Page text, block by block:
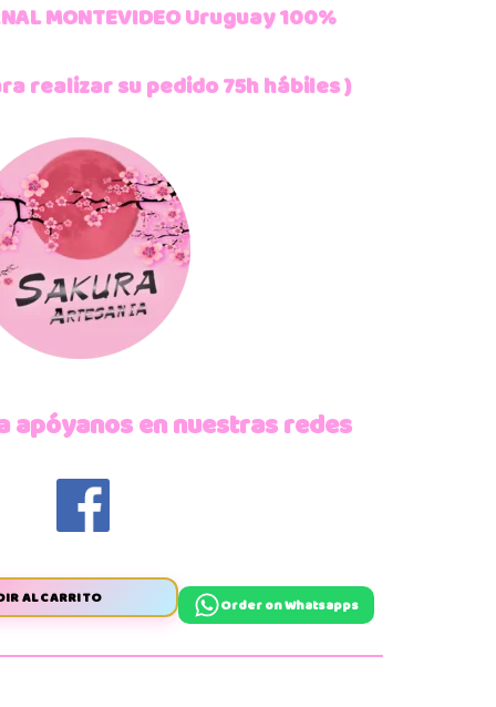
MONTEVIDEO Uruguay 100%
realizar su pedido 75h hábiles )
apóyanos en nuestras redes
AL CARRITO Order on Whatsapps